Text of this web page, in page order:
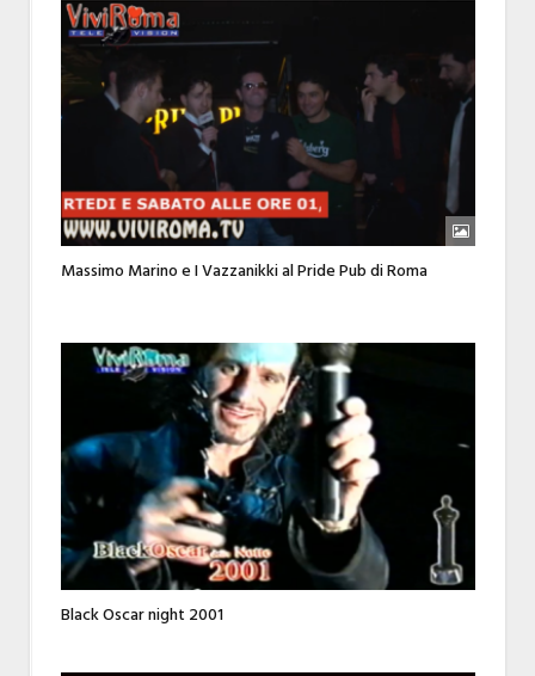
Massimo Marino e I Vazzanikki al Pride Pub di Roma
Black Oscar night 2001